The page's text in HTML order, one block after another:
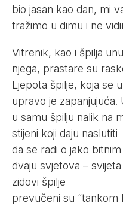
bio jasan kao dan, mi
tražimo u dimu i ne
Vitrenik, kao i špilja
njega, prastare su
Ljepota špilje, koja se
upravo je zapanjujuća.
u samu špilju nalik na
stijeni koji daju naslutiti
da se radi o jako
dvaju svjetova –
zidovi špilje
prevučeni su “tankom